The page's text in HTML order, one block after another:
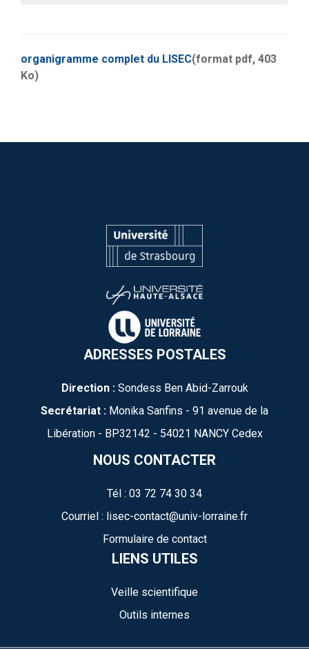
organigramme complet du LISEC(format pdf, 403
Ko)
ADRESSES POSTALES
Direction :Sondess Ben Abid-Zarrouk
Secrétariat : Monika Sanfins - 91 avenue de la
Libération - BP32142 - 54021 NANCY Cedex
NOUS CONTACTER
Tél : 03 72 74 30 34
Courriel : lisec-contact@univ-lorraine.fr
Formulaire de contact
LIENS UTILES
Veille scientifique
Outils internes